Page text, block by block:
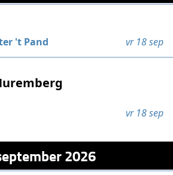
't Pand vr 18 sep
vr 18 sep
2026